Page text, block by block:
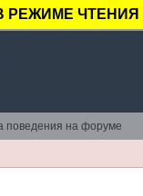
ЧТЕНИЯ
поведения на форуме